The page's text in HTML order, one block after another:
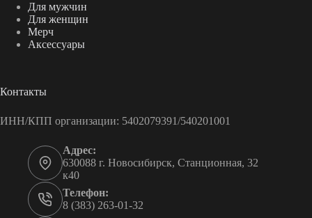
Для мужчин
Для женщин
Мерч
Аксессуары
Контакты
ИНН/КПП организации: 5402079391/540201001
Адрес:
630088 г. Новосибирск, Станционная, 32
к40
Телефон:
8 (383) 263-01-32